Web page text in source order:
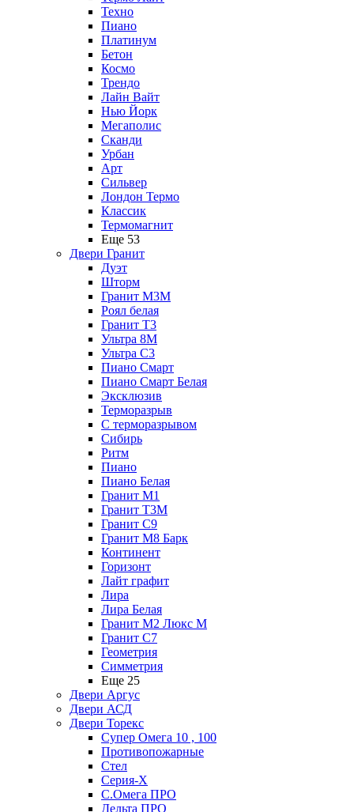
Техно
Пиано
Платинум
Бетон
Космо
Трендо
Лайн Вайт
Нью Йорк
Мегаполис
Сканди
Урбан
Арт
Сильвер
Лондон Термо
Классик
Термомагнит
Еще 53
Двери Гранит
Дуэт
Шторм
Гранит М3М
Роял белая
Гранит Т3
Ультра 8М
Ультра С3
Пиано Смарт
Пиано Смарт Белая
Эксклюзив
Терморазрыв
С терморазрывом
Сибирь
Ритм
Пиано
Пиано Белая
Гранит М1
Гранит Т3М
Гранит С9
Гранит М8 Барк
Континент
Горизонт
Лайт графит
Лира
Лира Белая
Гранит М2 Люкс М
Гранит С7
Геометрия
Симметрия
Еще 25
Двери Аргус
Двери АСД
Двери Торекс
Супер Омега 10 , 100
Противопожарные
Стел
Серия-X
С.Омега ПРО
Дельта ПРО